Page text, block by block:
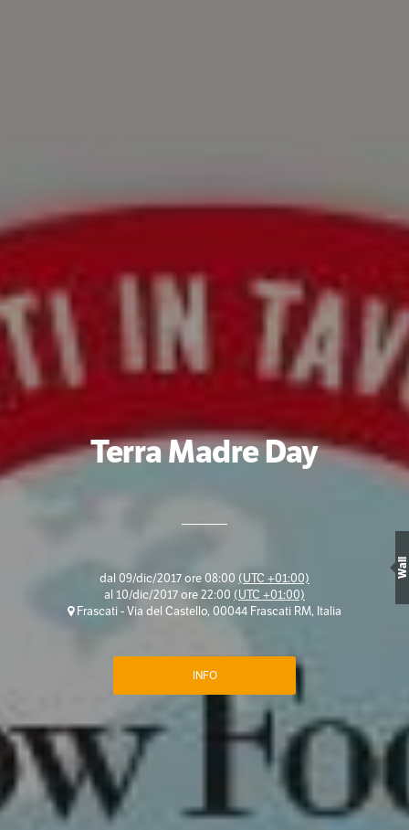
Terra Madre Day
dal 09/dic/2017 ore 08:00 (UTC +01:00)
al 10/dic/2017 ore 22:00 (UTC +01:00)
Frascati - Via del Castello, 00044 Frascati RM, Italia
INFO
Wall